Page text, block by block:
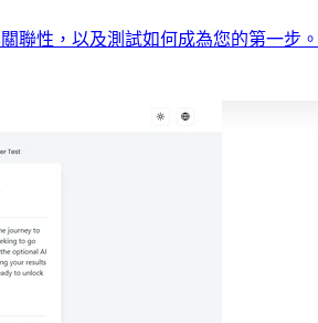
聯性，以及測試如何成為您的第一步。